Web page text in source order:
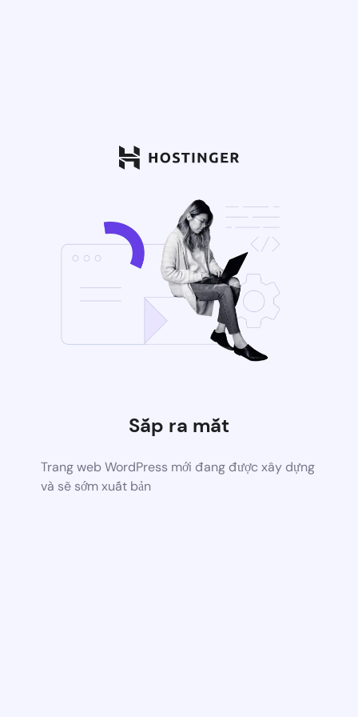
Sắp ra mắt
Trang web WordPress mới đang được xây dựng
và sẽ sớm xuất bản